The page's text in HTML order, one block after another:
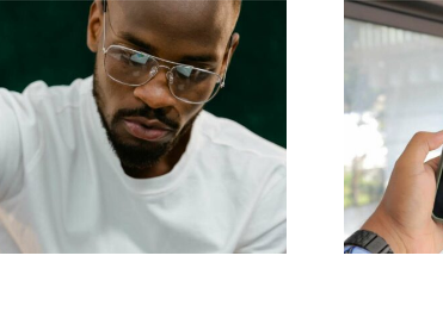
Top 17 Tipps zur
Verbesserung des
Verständnisses des
TikTok-Algorithmus